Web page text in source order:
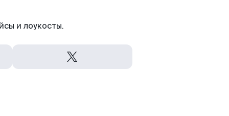
и лоукосты.